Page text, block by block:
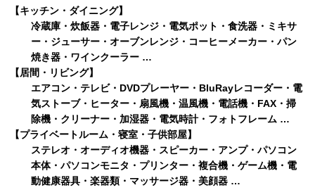
【キッチン・ダイニング】
冷蔵庫・炊飯器・電子レンジ・電気ポット・食洗器・ミキサ
ー・ジューサー・オーブンレンジ・コーヒーメーカー・パン
焼き器・ワインクーラー …
【居間・リビング】
エアコン・テレビ・DVDプレーヤー・BluRayレコーダー・電
気ストーブ・ヒーター・扇風機・温風機・電話機・FAX・掃
除機・クリーナー・加湿器・電気時計・フォトフレーム …
【プライベートルーム・寝室・子供部屋】
ステレオ・オーディオ機器・スピーカー・アンプ・パソコン
本体・パソコンモニタ・プリンター・複合機・ゲーム機・電
動健康器具・楽器類・マッサージ器・美顔器 …